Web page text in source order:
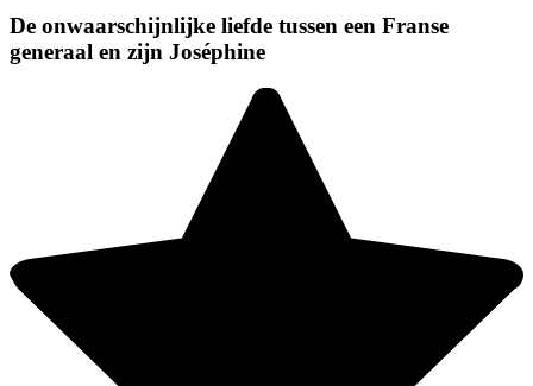
De onwaarschijnlijke liefde tussen een Franse
generaal en zijn Joséphine